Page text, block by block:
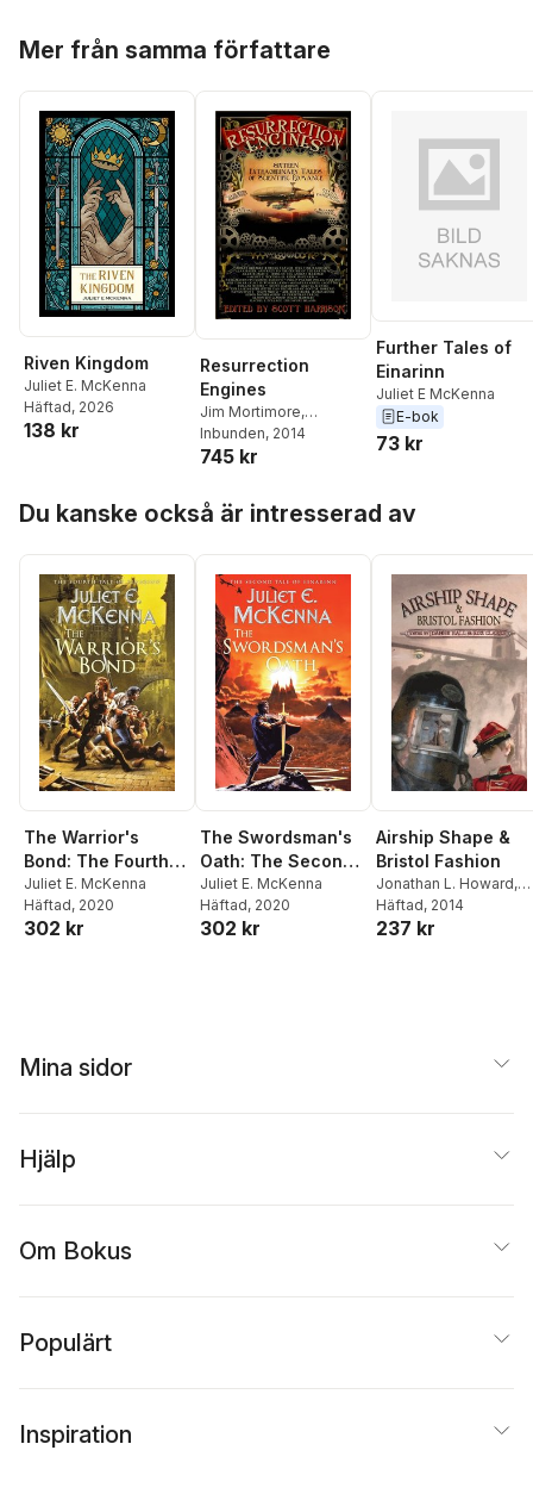
Mer från samma författare
Riven Kingdom
Juliet E. McKenna
Häftad, 2026
138 kr
Resurrection
Engines
Jim Mortimore,
Jonathan Green
Palmer,Paul Magrs
Littlewood,Simon
McKenna
Pollock,Cavan Scott
Alan K Baker,Brian
Herbert,Bruce Taylor
Adam Roberts,Scott
Harrison
Inbunden, 2014
745 kr
Further Tales of
Einarinn
Juliet E McKenna
E-bok
73 kr
Du kanske också är intresserad av
The Warrior's
Bond: The Fourth
Tale of Einarinn
Juliet E. McKenna
Häftad, 2020
302 kr
The Swordsman's
Oath: The Second
Tale of Einarinn
Juliet E. McKenna
Häftad, 2020
302 kr
Airship Shape &
Bristol Fashion
Jonathan L. Howard,
Deborah Walker
Morgan,
Häftad, 2014
237 kr
Mina sidor
Hjälp
Om Bokus
Populärt
Inspiration